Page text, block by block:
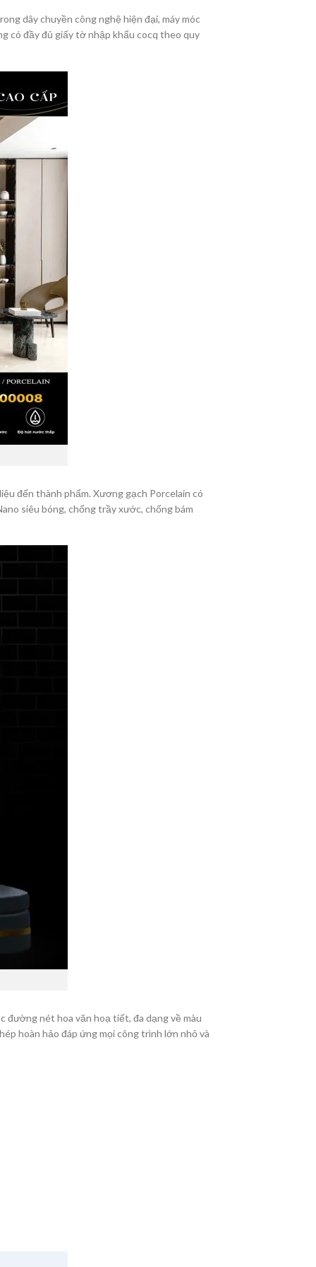
dây chuyền công nghệ hiện đại, máy móc
có đầy đủ giấy tờ nhập khẩu cocq theo quy
đến thành phẩm. Xương gạch Porcelain có
siêu bóng, chống trầy xước, chống bám
đường nét hoa văn hoạ tiết, đa dạng về màu
hoàn hảo đáp ứng mọi công trình lớn nhỏ và